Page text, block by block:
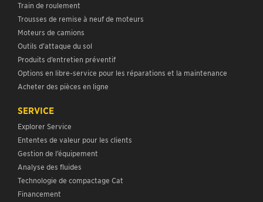
Train de roulement
Trousses de remise à neuf de moteurs
Moteurs de camions
Outils d’attaque du sol
Produits d’entretien préventif
Options en libre-service pour les réparations et la maintenance
Acheter des pièces en ligne
SERVICE
Explorer Service
Ententes de valeur pour les clients
Gestion de l’équipement
Analyse des fluides
Technologie de compactage Cat
Financement